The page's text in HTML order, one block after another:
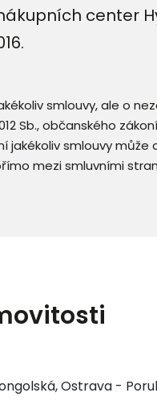
center
smlouvy, ale o
Sb., občanského
jakékoliv smlouvy
mezi smluvními
Ostrava -